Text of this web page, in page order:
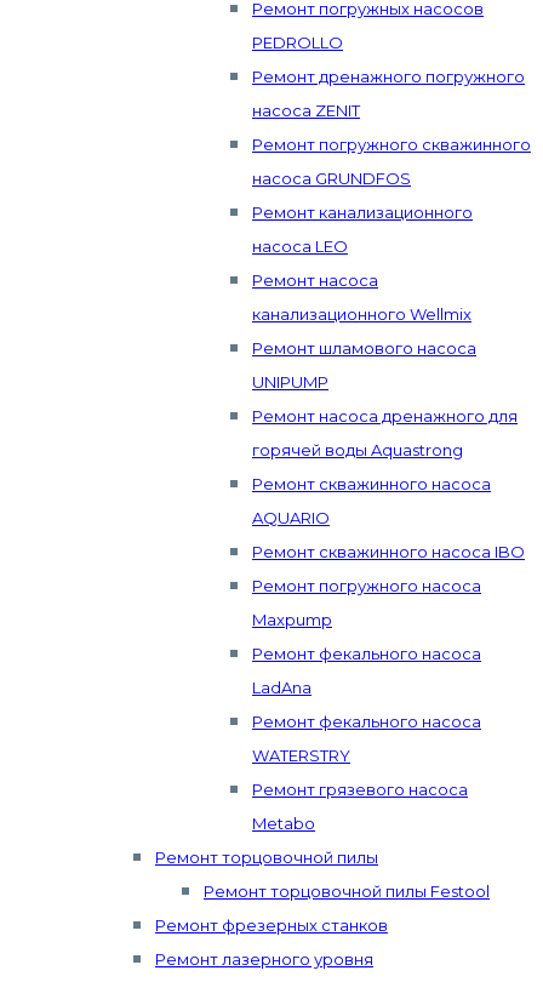
Ремонт погружных насосов
PEDROLLO
Ремонт дренажного погружного
насоса ZENIT
Ремонт погружного скважинного
насоса GRUNDFOS
Ремонт канализационного
насоса LEO
Ремонт насоса
канализационного Wellmix
Ремонт шламового насоса
UNIPUMP
Ремонт насоса дренажного для
горячей воды Aquastrong
Ремонт скважинного насоса
AQUARIO
Ремонт скважинного насоса IBO
Ремонт погружного насоса
Maxpump
Ремонт фекального насоса
LadAna
Ремонт фекального насоса
WATERSTRY
Ремонт грязевого насоса
Metabo
Ремонт торцовочной пилы
Ремонт торцовочной пилы Festool
Ремонт фрезерных станков
Ремонт лазерного уровня